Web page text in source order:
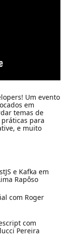
Um evento
em
temas de
para
e muito
e Kafka em
Rapôso
com Roger
com
Pereira